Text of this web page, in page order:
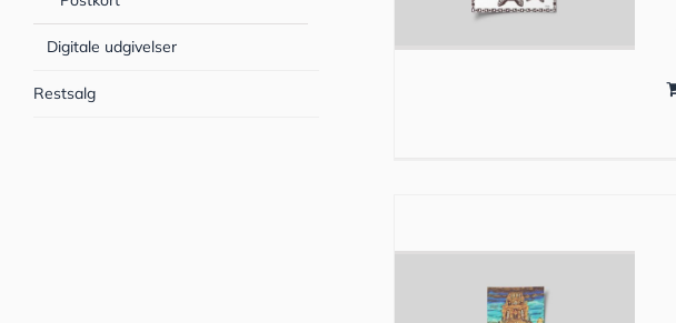
Digitale udgivelser
Restsalg